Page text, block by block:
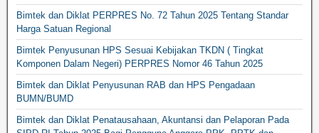
Bimtek dan Diklat PERPRES No. 72 Tahun 2025 Tentang Standar
Harga Satuan Regional
Bimtek Penyusunan HPS Sesuai Kebijakan TKDN ( Tingkat
Komponen Dalam Negeri) PERPRES Nomor 46 Tahun 2025
Bimtek dan Diklat Penyusunan RAB dan HPS Pengadaan
BUMN/BUMD
Bimtek dan Diklat Penatausahaan, Akuntansi dan Pelaporan Pada